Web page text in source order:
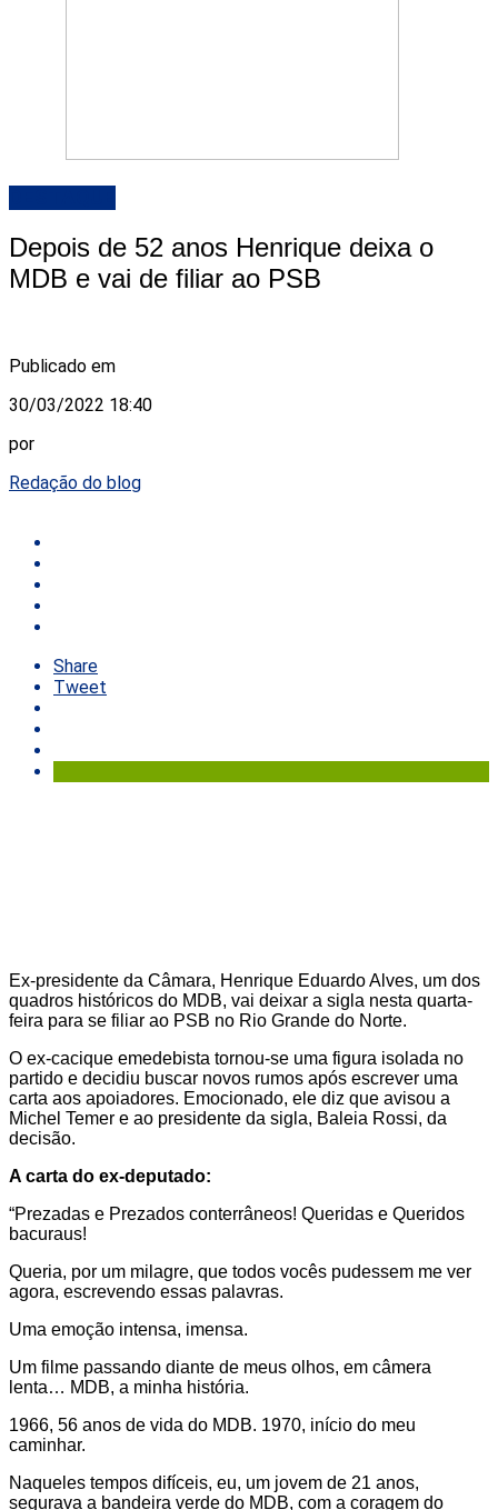
Depois de 52 anos Henrique deixa o
MDB e vai de filiar ao PSB
Publicado em
30/03/2022 18:40
por
Redação do blog
Share
Tweet
Ex-presidente da Câmara, Henrique Eduardo Alves, um dos
quadros históricos do MDB, vai deixar a sigla nesta quarta-
feira para se filiar ao PSB no Rio Grande do Norte.
O ex-cacique emedebista tornou-se uma figura isolada no
partido e decidiu buscar novos rumos após escrever uma
carta aos apoiadores. Emocionado, ele diz que avisou a
Michel Temer e ao presidente da sigla, Baleia Rossi, da
decisão.
A carta do ex-deputado:
“Prezadas e Prezados conterrâneos! Queridas e Queridos
bacuraus!
Queria, por um milagre, que todos vocês pudessem me ver
agora, escrevendo essas palavras.
Uma emoção intensa, imensa.
Um filme passando diante de meus olhos, em câmera
lenta… MDB, a minha história.
1966, 56 anos de vida do MDB. 1970, início do meu
caminhar.
Naqueles tempos difíceis, eu, um jovem de 21 anos,
segurava a bandeira verde do MDB, com a coragem do